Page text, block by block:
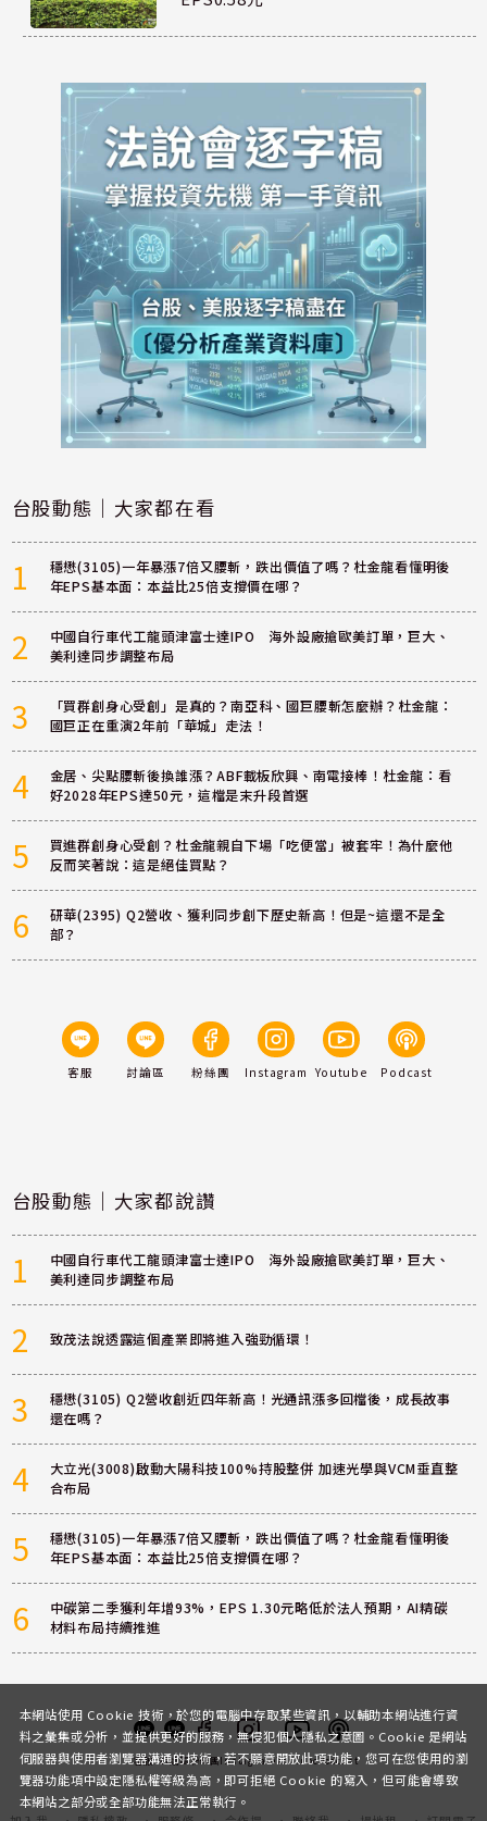
台股動態｜大家都在看
1
穩懋(3105)一年暴漲7倍又腰斬，跌出價值了嗎？杜金龍看懂明後
年EPS基本面：本益比25倍支撐價在哪？
2
中國自行車代工龍頭津富士達IPO 海外設廠搶歐美訂單，巨大、
美利達同步調整布局
3
「買群創身心受創」是真的？南亞科、國巨腰斬怎麼辦？杜金龍：
國巨正在重演2年前「華城」走法！
4
金居、尖點腰斬後換誰漲？ABF載板欣興、南電接棒！杜金龍：看
好2028年EPS達50元，這檔是末升段首選
5
買進群創身心受創？杜金龍親自下場「吃便當」被套牢！為什麼他
反而笑著說：這是絕佳買點？
6
研華(2395) Q2營收、獲利同步創下歷史新高！但是~這還不是全
部？
客服 討論區 粉絲團 Instagram Youtube Podcast
台股動態｜大家都說讚
1
中國自行車代工龍頭津富士達IPO 海外設廠搶歐美訂單，巨大、
美利達同步調整布局
2 致茂法說透露這個產業即將進入強勁循環！
3
穩懋(3105) Q2營收創近四年新高！光通訊漲多回檔後，成長故事
還在嗎？
4
大立光(3008)啟動大陽科技100%持股整併 加速光學與VCM垂直整
合布局
5
穩懋(3105)一年暴漲7倍又腰斬，跌出價值了嗎？杜金龍看懂明後
年EPS基本面：本益比25倍支撐價在哪？
6
中碳第二季獲利年增93%，EPS 1.30元略低於法人預期，AI精碳
材料布局持續推進
客服 討論區粉絲團InstagramYoutubePodcast
本網站使用 Cookie 技術，於您的電腦中存取某些資訊，以輔助本網站進行資
料之彙集或分析，並提供更好的服務，無侵犯個人隱私之意圖。Cookie 是網站
伺服器與使用者瀏覽器溝通的技術，若不願意開放此項功能，您可在您使用的瀏
覽器功能項中設定隱私權等級為高，即可拒絕 Cookie 的寫入，但可能會導致
本網站之部分或全部功能無法正常執行。